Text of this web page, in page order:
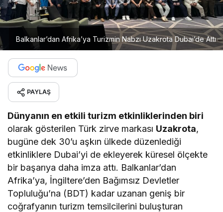
Balkanlar’dan Afrika’ya Turizmin Nabzı Uzakrota Dubai’de Attı
PAYLAŞ
Dünyanın en etkili turizm etkinliklerinden biri
olarak gösterilen Türk zirve markası Uzakrota,
bugüne dek 30’u aşkın ülkede düzenlediği
etkinliklere Dubai’yi de ekleyerek küresel ölçekte
bir başarıya daha imza attı. Balkanlar’dan
Afrika’ya, İngiltere’den Bağımsız Devletler
Topluluğu’na (BDT) kadar uzanan geniş bir
coğrafyanın turizm temsilcilerini buluşturan